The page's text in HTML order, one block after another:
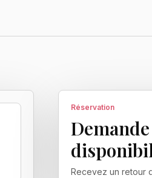
Réservation
Recevez un retour